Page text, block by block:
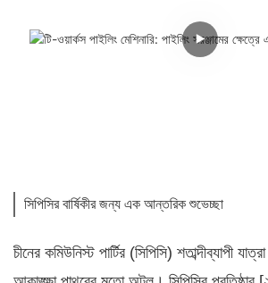
সিপিসির বার্ষিকীর জন্য এক আন্তরিক শুভেচ্ছা
চীনের কমিউনিস্ট পার্টির (সিপিসি) শতাব্দীব্যাপী